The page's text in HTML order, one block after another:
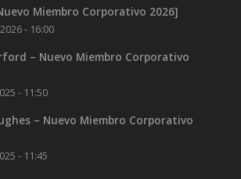
Miembro Corporativo 2026]
- 16:00
– Nuevo Miembro Corporativo
- 11:50
– Nuevo Miembro Corporativo
- 11:45